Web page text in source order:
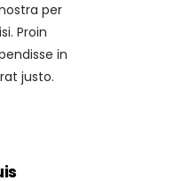
per
Proin
in
justo.